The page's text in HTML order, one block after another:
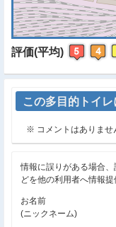
評価(平均)
この多目的トイ
※ コメントはありま
情報に誤りがある場合
どを他の利用者へ情報
お名前
(ニックネーム)